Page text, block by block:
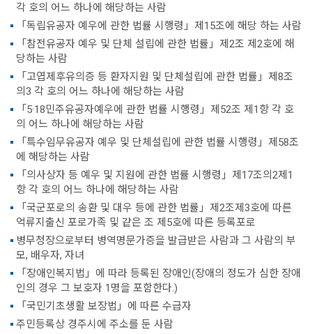
각 호의 어느 하나에 해당하는 사람
「독립유공자 예우에 관한 법률 시행령」제15조에 해당 하는 사람
「참전유공자 예우 및 단체 설립에 관한 법률」제2조 제2호에 해
당하는 사람
「고엽제후유의증 등 환자지원 및 단체설립에 관한 법률」제8조
의3 각 호의 어느 하나에 해당하는 사람
「5·18민주유공자예우에 관한 법률 시행령」제52조 제1항 각 호
의 어느 하나에 해당하는 사람
「특수임무유공자 예우 및 단체설립에 관한 법률 시행령」제58조
에 해당하는 사람
「의사상자 등 예우 및 지원에 관한 법률 시행령」제17조의2제1
항 각 호의 어느 하나에 해당하는 사람
「국군포로의 송환 및 대우 등에 관한 법률」제2조제3호에 따른
억류지출신 포로가족 및 같은 조 제5호에 따른 등록포로
병무청장으로부터 병역명문가증을 발급받은 사람과 그 사람의 부
모, 배우자, 자녀
「장애인복지법」에 따라 등록된 장애인(장애의 정도가 심한 장애
인의 경우 그 보호자 1명을 포함한다.)
「국민기초생활 보장법」에 따른 수급자
주민등록상 경주시에 주소를 둔 사람